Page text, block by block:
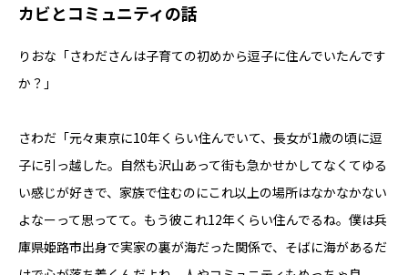
カビとコミュニティの話
りおな「さわださんは子育ての初めから逗子に住んでいたんです
か？」
さわだ「元々東京に10年くらい住んでいて、長女が1歳の頃に逗
子に引っ越した。自然も沢山あって街も急かせかしてなくてゆる
い感じが好きで、家族で住むのにこれ以上の場所はなかなかない
よなーって思ってて。もう彼これ12年くらい住んでるね。僕は兵
庫県姫路市出身で実家の裏が海だった関係で、そばに海があるだ